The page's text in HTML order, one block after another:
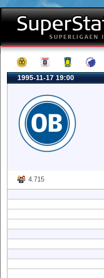
1995-11-17 19:00
4.715